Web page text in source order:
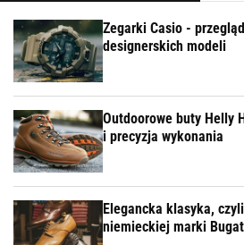
Zegarki Casio -
designerskich modeli
Outdoorowe buty Helly
i precyzja wykonania
Elegancka klasyka,
niemieckiej marki